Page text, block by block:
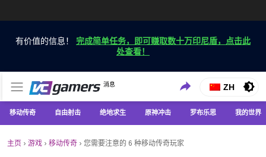
有价值的信息！ 完成简单任务，即可赚取数十万印尼盾，点击此
处查看！
VC游戏新闻
消息
仅在 VCGamers 获取最新的游戏新闻
ZH
移动传奇 自由射击 绝地求生 原神冲击 罗布乐思 我的世界
主页 › 游戏 › 移动传奇 › 您需要注意的 6 种移动传奇玩家